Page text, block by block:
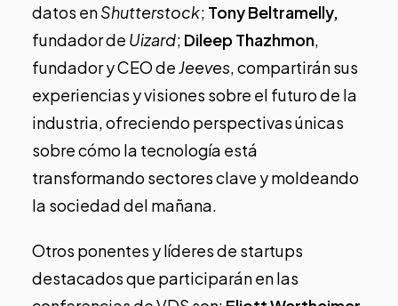
datos enShutterstock; Tony Beltramelly,
fundador de Uizard; Dileep Thazhmon,
fundador y CEO deJeeves, compartirán sus
experiencias y visiones sobre el futuro de la
industria, ofreciendo perspectivas únicas
sobre cómo la tecnología está
transformando sectores clave y moldeando
la sociedad del mañana.
Otros ponentes y líderes de startups
destacados que participarán en las